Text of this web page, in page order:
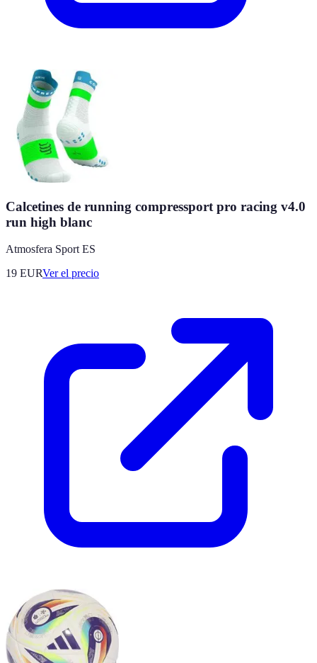
Calcetines de running compressport pro racing v4.0
run high blanc
Atmosfera Sport ES
19 EURVer el precio